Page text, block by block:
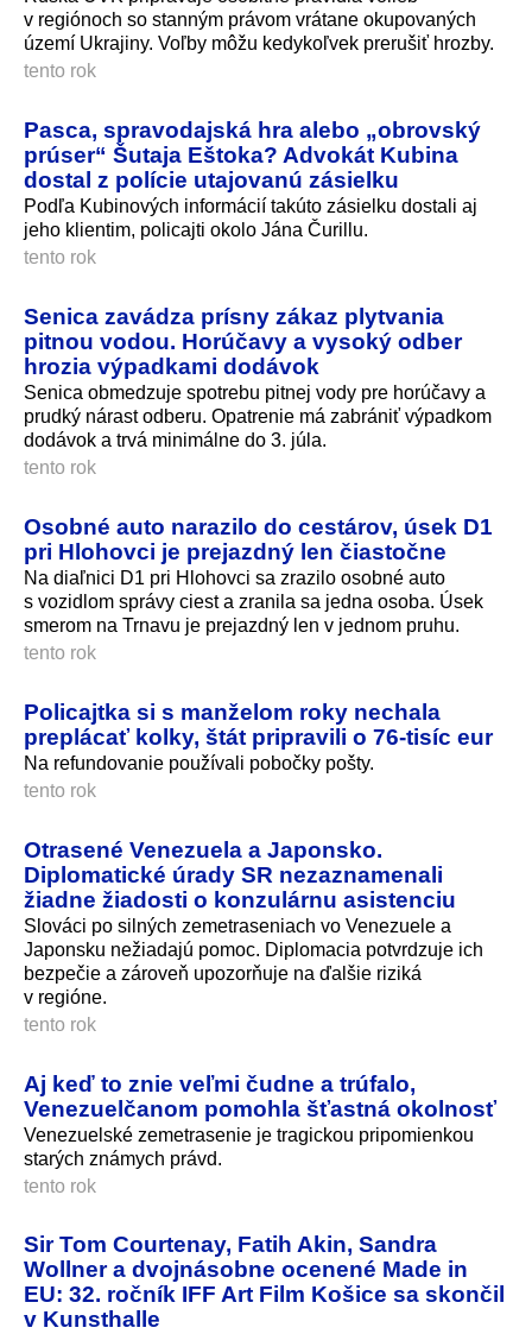
v regiónoch so stanným právom vrátane okupovaných
území Ukrajiny. Voľby môžu kedykoľvek prerušiť hrozby.
tento rok
Pasca, spravodajská hra alebo „obrovský
prúser“ Šutaja Eštoka? Advokát Kubina
dostal z polície utajovanú zásielku
Podľa Kubinových informácií takúto zásielku dostali aj
jeho klientim, policajti okolo Jána Čurillu.
tento rok
Senica zavádza prísny zákaz plytvania
pitnou vodou. Horúčavy a vysoký odber
hrozia výpadkami dodávok
Senica obmedzuje spotrebu pitnej vody pre horúčavy a
prudký nárast odberu. Opatrenie má zabrániť výpadkom
dodávok a trvá minimálne do 3. júla.
tento rok
Osobné auto narazilo do cestárov, úsek D1
pri Hlohovci je prejazdný len čiastočne
Na diaľnici D1 pri Hlohovci sa zrazilo osobné auto
s vozidlom správy ciest a zranila sa jedna osoba. Úsek
smerom na Trnavu je prejazdný len v jednom pruhu.
tento rok
Policajtka si s manželom roky nechala
preplácať kolky, štát pripravili o 76-tisíc eur
Na refundovanie používali pobočky pošty.
tento rok
Otrasené Venezuela a Japonsko.
Diplomatické úrady SR nezaznamenali
žiadne žiadosti o konzulárnu asistenciu
Slováci po silných zemetraseniach vo Venezuele a
Japonsku nežiadajú pomoc. Diplomacia potvrdzuje ich
bezpečie a zároveň upozorňuje na ďalšie riziká
v regióne.
tento rok
Aj keď to znie veľmi čudne a trúfalo,
Venezuelčanom pomohla šťastná okolnosť
Venezuelské zemetrasenie je tragickou pripomienkou
starých známych právd.
tento rok
Sir Tom Courtenay, Fatih Akin, Sandra
Wollner a dvojnásobne ocenené Made in
EU: 32. ročník IFF Art Film Košice sa skončil
v Kunsthalle